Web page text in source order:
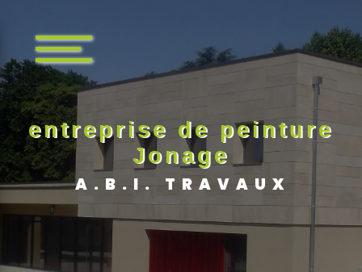
entreprise de peinture
Jonage
A.B.I. TRAVAUX